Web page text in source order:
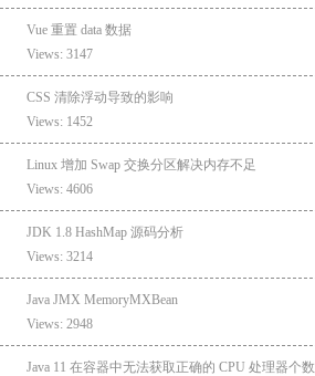
Vue 重置 data 数据
Views: 3147
CSS 清除浮动导致的影响
Views: 1452
Linux 增加 Swap 交换分区解决内存不足
Views: 4606
JDK 1.8 HashMap 源码分析
Views: 3214
Java JMX MemoryMXBean
Views: 2948
Java 11 在容器中无法获取正确的 CPU 处理器个数